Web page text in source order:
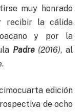
muy honrado
recibir la cálida
y por la
Padre (2016), al
edición
de ocho